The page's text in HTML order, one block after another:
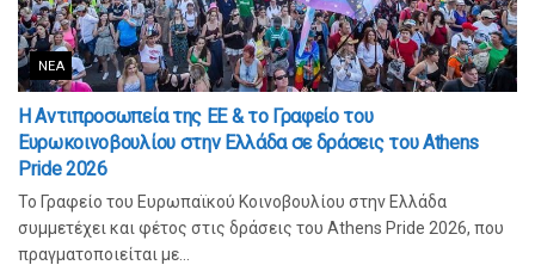
ΝΈΑ
Η Αντιπροσωπεία της ΕΕ & το Γραφείο του
Ευρωκοινοβουλίου στην Ελλάδα σε δράσεις του Athens
Pride 2026
Το Γραφείο του Ευρωπαϊκού Κοινοβουλίου στην Ελλάδα
συμμετέχει και φέτος στις δράσεις του Athens Pride 2026, που
πραγματοποιείται με...